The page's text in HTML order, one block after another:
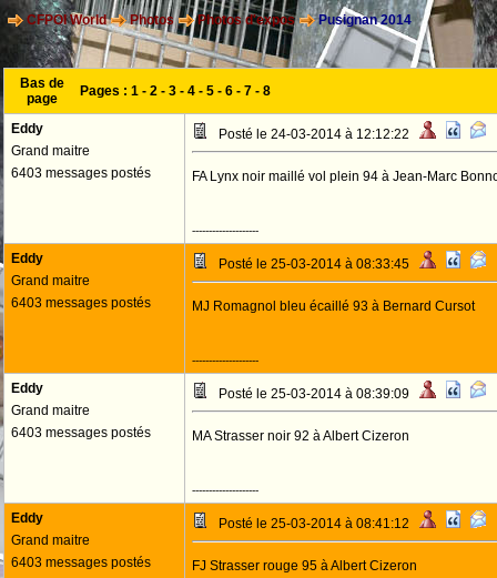
CFPOI World Photos Photos d'expos Pusignan 2014
Bas de
page
Pages : 1 - 2 - 3 - 4 - 5 - 6 - 7 - 8
Eddy
Grand maitre
6403 messages postés
Posté le 24-03-2014 à 12:12:22
FA Lynx noir maillé vol plein 94 à Jean-Marc
--------------------
Eddy
Grand maitre
6403 messages postés
Posté le 25-03-2014 à 08:33:45
MJ Romagnol bleu écaillé 93 à Bernard Cursot
--------------------
Eddy
Grand maitre
6403 messages postés
Posté le 25-03-2014 à 08:39:09
MA Strasser noir 92 à Albert Cizeron
--------------------
Eddy
Grand maitre
6403 messages postés
Posté le 25-03-2014 à 08:41:12
FJ Strasser rouge 95 à Albert Cizeron